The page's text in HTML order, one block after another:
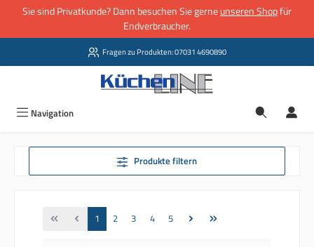
Zum Hauptinhalt springen
Sie sind Privatkunde? Dann besuchen Sie gerneunseren Shopfür
Endverbraucher.
Fragen zu Produkten: 07031 4690890
Navigation
Produkte filtern
Seite
1 Seite
2 Seite
3 Seite
4 Seite
5